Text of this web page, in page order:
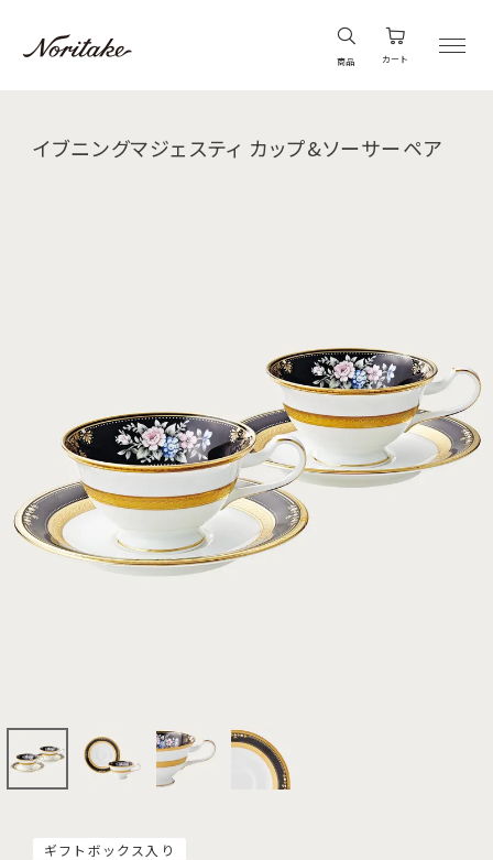
商品 カート
イブニングマジェスティ カップ&ソーサーペア
ギフトボックス入り